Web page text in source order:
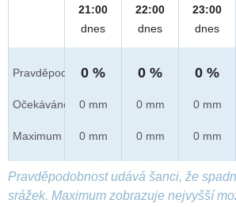
Pravděpod.
Očekáváno
Maximum
21:00
dnes
0 %
0 mm
0 mm
22:00
dnes
0 %
0 mm
0 mm
23:00
dnes
0 %
0 mm
0 mm
Pravděpodobnost udává šanci, že
srážek. Maximum zobrazuje nejvyšší